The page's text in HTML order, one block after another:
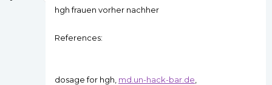
hgh frauen vorher nachher
References:
dosage for hgh, md.un-hack-bar.de